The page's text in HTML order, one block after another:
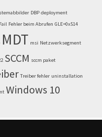
DBP deployment
Fail Fehler beim Abrufen GLE=0x514
MDT msi Netzwerksegment
SCCM sccm paket
Treiber fehler uninstallation
Windows 10